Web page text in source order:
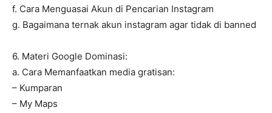
f. Cara Menguasai Akun di Pencarian Instagram
g. Bagaimana ternak akun instagram agar tidak di banned
6. Materi Google Dominasi:
a. Cara Memanfaatkan media gratisan:
– Kumparan
– My Maps